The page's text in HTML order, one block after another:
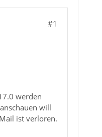
#1
werden
will
ist verloren.